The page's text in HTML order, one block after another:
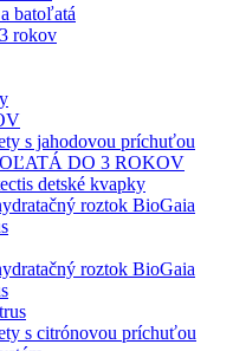
batoľatá
rokov
s jahodovou príchuťou
DO 3 ROKOV
detské kvapky
roztok BioGaia
roztok BioGaia
s citrónovou príchuťou